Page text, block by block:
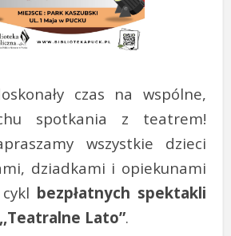
czas na wspólne,
spotkania z teatrem!
wszystkie dzieci
dziadkami i opiekunami
bezpłatnych spektakli
Lato”.